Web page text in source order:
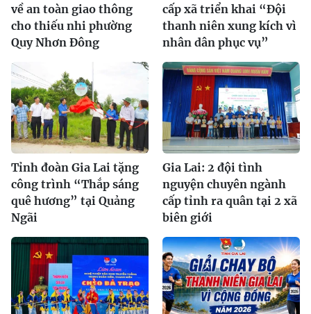
về an toàn giao thông
cho thiếu nhi phường
Quy Nhơn Đông
cấp xã triển khai “Đội
thanh niên xung kích vì
nhân dân phục vụ”
Tỉnh đoàn Gia Lai tặng
công trình “Thắp sáng
quê hương” tại Quảng
Ngãi
Gia Lai: 2 đội tình
nguyện chuyên ngành
cấp tỉnh ra quân tại 2 xã
biên giới